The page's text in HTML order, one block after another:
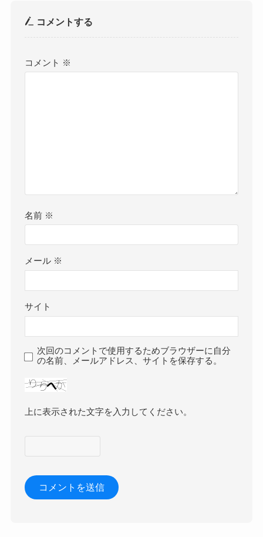
コメントする
コメント ※
名前 ※
メール ※
サイト
次回のコメントで使用するためブラウザーに自分
の名前、メールアドレス、サイトを保存する。
上に表示された文字を入力してください。